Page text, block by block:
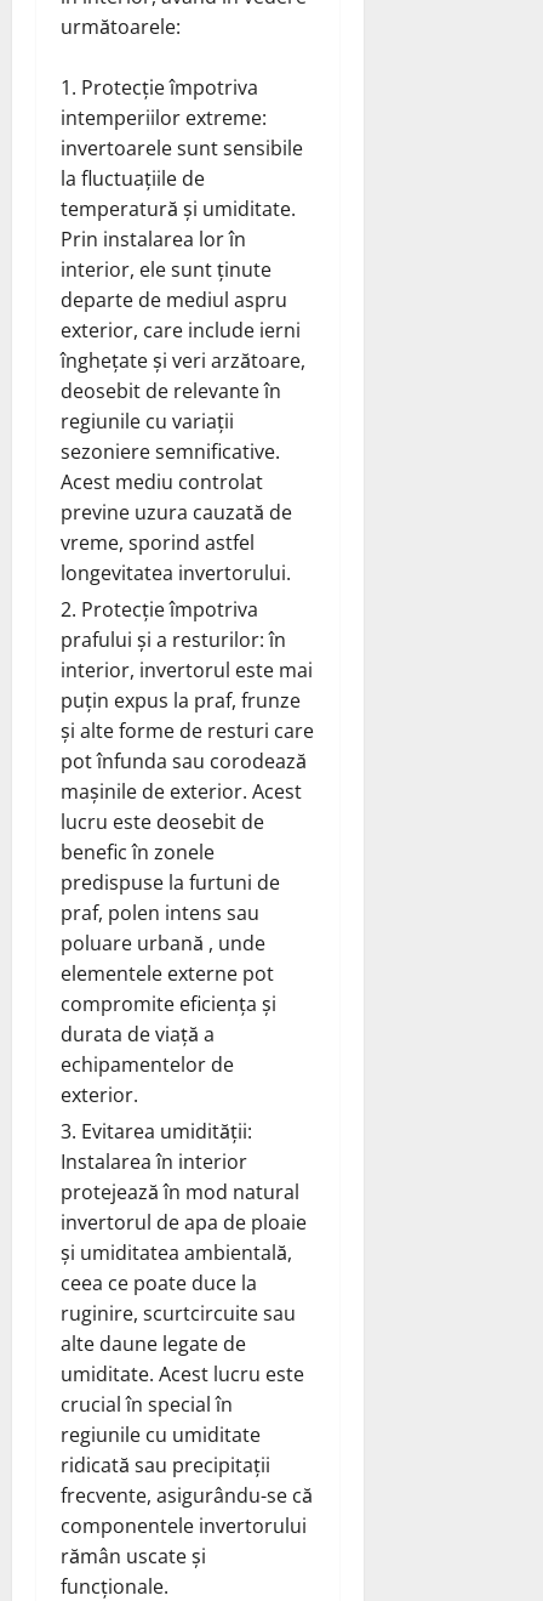
următoarele:
Protecție împotriva
intemperiilor extreme:
invertoarele sunt sensibile
la fluctuațiile de
temperatură și umiditate.
Prin instalarea lor în
interior, ele sunt ținute
departe de mediul aspru
exterior, care include ierni
înghețate și veri arzătoare,
deosebit de relevante în
regiunile cu variații
sezoniere semnificative.
Acest mediu controlat
previne uzura cauzată de
vreme, sporind astfel
longevitatea invertorului.
Protecție împotriva
prafului și a resturilor: în
interior, invertorul este mai
puțin expus la praf, frunze
și alte forme de resturi care
pot înfunda sau corodează
mașinile de exterior. Acest
lucru este deosebit de
benefic în zonele
predispuse la furtuni de
praf, polen intens sau
poluare urbană , unde
elementele externe pot
compromite eficiența și
durata de viață a
echipamentelor de
exterior.
Evitarea umidității:
Instalarea în interior
protejează în mod natural
invertorul de apa de ploaie
și umiditatea ambientală,
ceea ce poate duce la
ruginire, scurtcircuite sau
alte daune legate de
umiditate. Acest lucru este
crucial în special în
regiunile cu umiditate
ridicată sau precipitații
frecvente, asigurându-se că
componentele invertorului
rămân uscate și
funcționale.